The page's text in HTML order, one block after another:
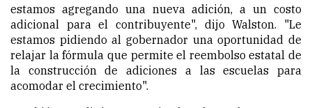
estamos agregando una nueva adición, a un costo
adicional para el contribuyente", dijo Walston. "Le
estamos pidiendo al gobernador una oportunidad de
relajar la fórmula que permite el reembolso estatal de
la construcción de adiciones a las escuelas para
acomodar el crecimiento".